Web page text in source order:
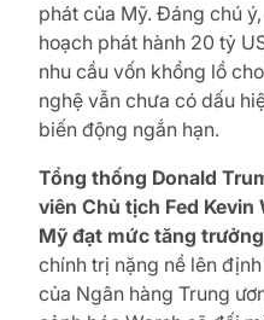
phát của Mỹ. Đáng chú
hoạch phát hành 20 tỷ
nhu cầu vốn khổng lồ
nghệ vẫn chưa có dấu
biến động ngắn hạn.
Tổng thống Donald
viên Chủ tịch Fed
Mỹ đạt mức tăng
chính trị nặng nề lên
của Ngân hàng Trung